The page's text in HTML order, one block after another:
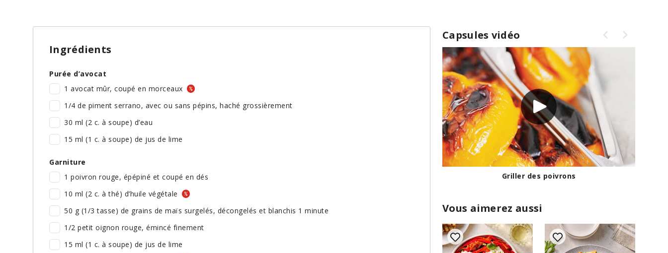
Capsules vidéo
Griller des poivrons
Vous aimerez aussi
Ingrédients
Purée d’avocat
1 avocat mûr, coupé en morceaux
1/4 de piment serrano, avec ou sans pépins, haché grossièrement
30 ml (2 c. à soupe) d’eau
15 ml (1 c. à soupe) de jus de lime
Garniture
1 poivron rouge, épépiné et coupé en dés
10 ml (2 c. à thé) d’huile végétale
50 g (1/3 tasse) de grains de maïs surgelés, décongelés et blanchis 1 minute
1/2 petit oignon rouge, émincé finement
15 ml (1 c. à soupe) de jus de lime